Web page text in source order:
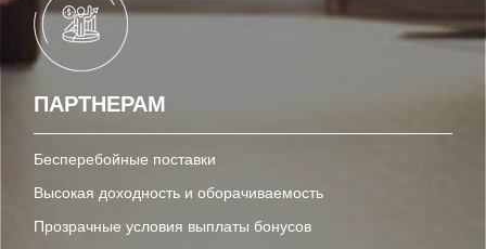
ПАРТНЕРАМ
Бесперебойные поставки
Высокая доходность и оборачиваемость
Прозрачные условия выплаты бонусов